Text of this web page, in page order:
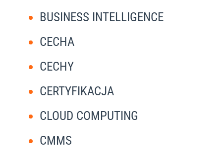
BUSINESS INTELLIGENCE
CECHA
CECHY
CERTYFIKACJA
CLOUD COMPUTING
CMMS